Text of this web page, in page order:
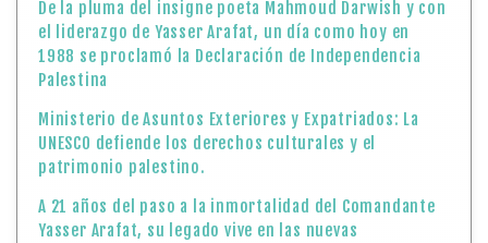
De la pluma del insigne poeta Mahmoud Darwish y con
el liderazgo de Yasser Arafat, un día como hoy en
1988 se proclamó la Declaración de Independencia
Palestina
Ministerio de Asuntos Exteriores y Expatriados: La
UNESCO defiende los derechos culturales y el
patrimonio palestino.
A 21 años del paso a la inmortalidad del Comandante
Yasser Arafat, su legado vive en las nuevas